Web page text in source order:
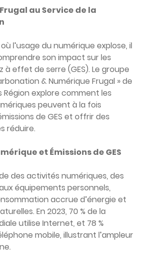
au Service de la
l’usage du numérique explose, il
son impact sur les
à effet de serre (GES). Le groupe
& Numérique Frugal » de
Région explore comment les
peuvent à la fois
de GES et offrir des
réduire.
et Émissions de GES
des activités numériques, des
équipements personnels,
accrue d’énergie et
En 2023, 70 % de la
utilise Internet, et 78 %
mobile, illustrant l’ampleur